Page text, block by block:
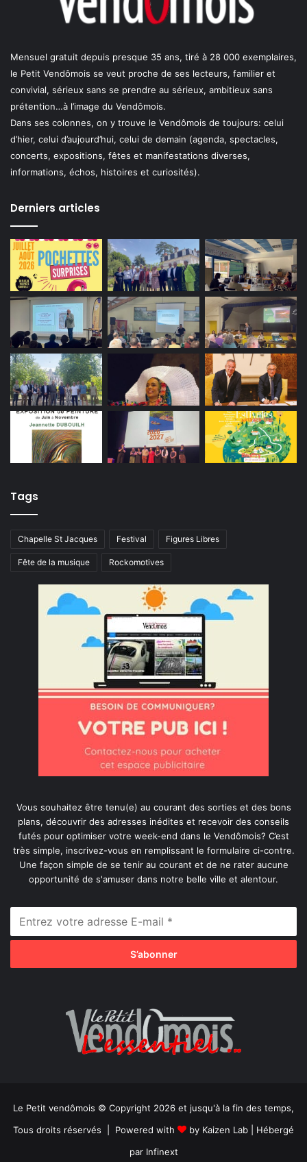
Mensuel gratuit depuis presque 35 ans, tiré à 28 000 exemplaires,
le Petit Vendômois se veut proche de ses lecteurs, familier et
convivial, sérieux sans se prendre au sérieux, ambitieux sans
prétention…à l’image du Vendômois.
Dans ses colonnes, on y trouve le Vendômois de toujours: celui
d’hier, celui d’aujourd’hui, celui de demain (agenda, spectacles,
concerts, expositions, fêtes et manifestations diverses,
informations, échos, histoires et curiosités).
Derniers articles
Tags
Chapelle St Jacques Festival Figures Libres
Fête de la musique Rockomotives
Vous souhaitez être tenu(e) au courant des sorties et des bons
plans, découvrir des adresses inédites et recevoir des conseils
futés pour optimiser votre week-end dans le Vendômois? C’est
très simple, inscrivez-vous en remplissant le formulaire ci-contre.
Une façon simple de se tenir au courant et de ne rater aucune
opportunité de s'amuser dans notre belle ville et alentour.
Le Petit vendômois © Copyright 2026 et jusqu'à la fin des temps,
Tous droits réservés | Powered with
by Kaizen Lab | Hébergé
par Infinext